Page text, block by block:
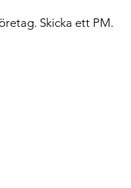
Skicka ett PM.